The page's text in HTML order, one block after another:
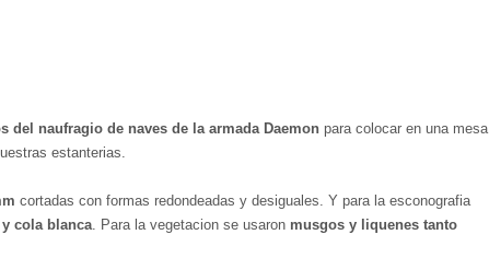
del naufragio de naves de la armada Daemon para colocar en una mesa
estanterias.
cortadas con formas redondeadas y desiguales. Y para la esconografia
cola blanca . Para la vegetacion se usaron musgos y liquenes tanto